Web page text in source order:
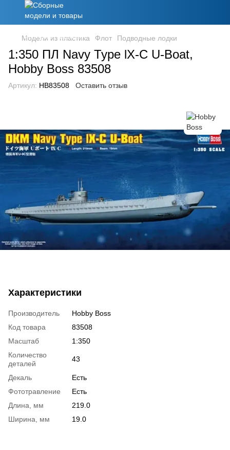
Модели из пластика Флот Подводные лодки
1:350 ПЛ Navy Type lX-C U-Boat,
Hobby Boss 83508
Артикул: HB83508 Оставить отзыв
Характеристики
Производитель
Hobby Boss
Код товара
83508
Масштаб
1:350
Количество
деталей
43
Декаль
Есть
Фототравление
Есть
Длина, мм
219.0
Ширина, мм
19.0